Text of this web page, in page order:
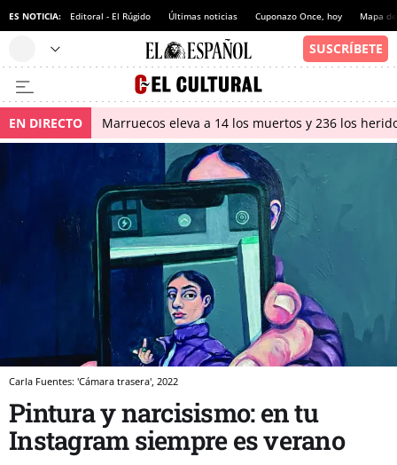
ES NOTICIA: Editoral - El Rúgido Últimas noticias Cuponazo Once, hoy Mapa
EN DIRECTO Marruecos eleva a 14 los muertos y 236 los
Carla Fuentes: 'Cámara trasera', 2022
Pintura y narcisismo: en tu
Instagram siempre es verano